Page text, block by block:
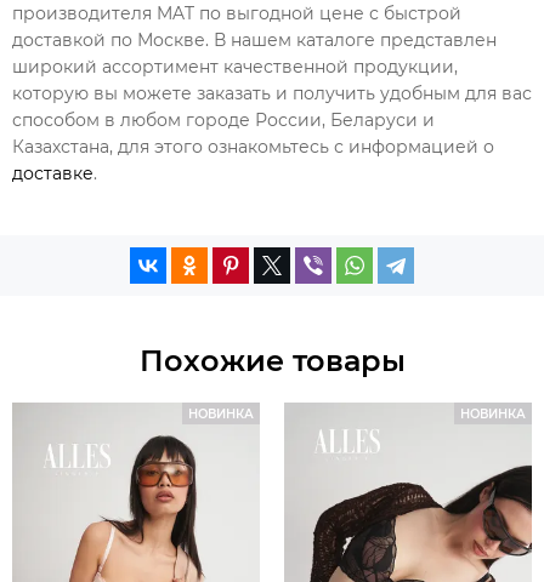
производителя MAT по выгодной цене с быстрой
доставкой по Москве. В нашем каталоге представлен
широкий ассортимент качественной продукции,
которую вы можете заказать и получить удобным для вас
способом в любом городе России, Беларуси и
Казахстана, для этого ознакомьтесь с информацией о
доставке.
Похожие товары
НОВИНКА НОВИНКА